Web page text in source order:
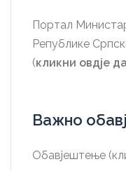
Портал
Републике
(кликни овдје
Важно
Обавјештење